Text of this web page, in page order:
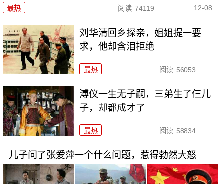
最热 阅读 74119 12-08
刘华清回乡探亲，姐姐提一要
求，他却含泪拒绝
最热 阅读 56053
溥仪一生无子嗣，三弟生了仨儿
子，却都成才了
最热 阅读 58834
儿子问了张爱萍一个什么问题，惹得勃然大怒